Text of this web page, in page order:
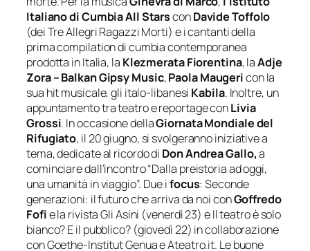
Italiano di Cumbia All StarsconDavide Toffolo
(dei Tre Allegri Ragazzi Morti) e i cantanti della
prima compilation di cumbia contemporanea
prodotta in Italia, la Klezmerata Fiorentina, laAdje
Zora –Balkan Gipsy Music,Paola Maugericon la
sua hit musicale, gli italo-libanesi Kabila. Inoltre, un
appuntamento tra teatro e reportage conLivia
Grossi. In occasione dellaGiornata Mondiale del
Rifugiato, il 20 giugno, si svolgeranno iniziative a
tema, dedicate al ricordo di Don Andrea Gallo,a
cominciare dall’incontro “Dalla preistoria ad oggi,
una umanità in viaggio”. Due ifocus:Seconde
generazioni: il futuro che arriva da noiconGoffredo
Fofie la rivista Gli Asini (venerdì 23) eIl teatro è solo
bianco? E il pubblico?(giovedì 22) in collaborazione
con Goethe-Institut Genua e Ateatro.it. Le buone